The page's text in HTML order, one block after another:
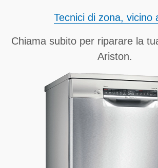
Tecnici di zona, vicino
Chiama subito per riparare la
Ariston.